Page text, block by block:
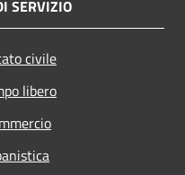
SERVIZIO
civile
libero